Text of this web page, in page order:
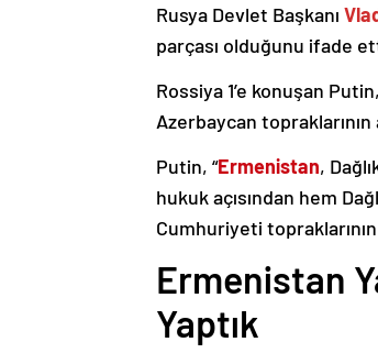
Rusya Devlet Başkanı
parçası olduğunu ifade
Rossiya 1’e konuşan
Azerbaycan
Putin, “Ermenistan,
hukuk açısından hem
Cumhuriyeti
Ermenistan
Yaptık